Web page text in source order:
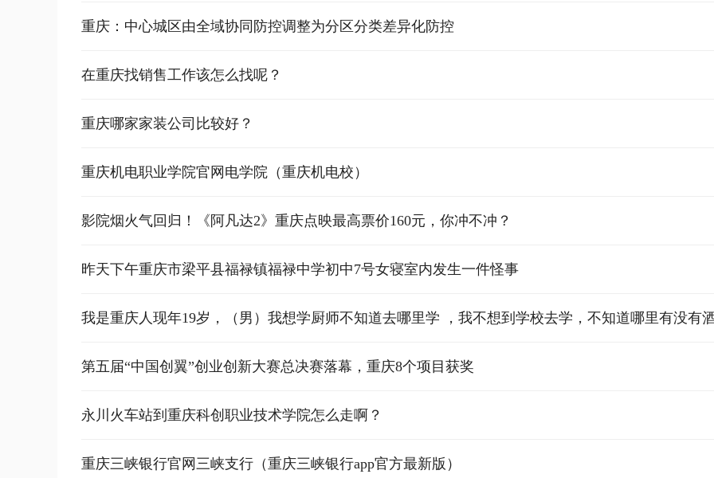
重庆：中心城区由全域协同防控调整为分区分类差异化防控
在重庆找销售工作该怎么找呢？
重庆哪家家装公司比较好？
重庆机电职业学院官网电学院（重庆机电校）
影院烟火气回归！《阿凡达2》重庆点映最高票价160元，你冲不冲？
昨天下午重庆市梁平县福禄镇福禄中学初中7号女寝室内发生一件怪事
我是重庆人现年19岁，（男）我想学厨师不知道去哪里学 ，我不想到学校去学，不知道哪里有没有
店招聘学徒
第五届“中国创翼”创业创新大赛总决赛落幕，重庆8个项目获奖
永川火车站到重庆科创职业技术学院怎么走啊？
重庆三峡银行官网三峡支行（重庆三峡银行app官方最新版）